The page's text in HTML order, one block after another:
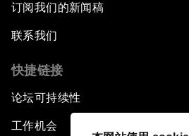
订阅我们的新闻稿
联系我们
快捷链接
论坛可持续性
工作机会